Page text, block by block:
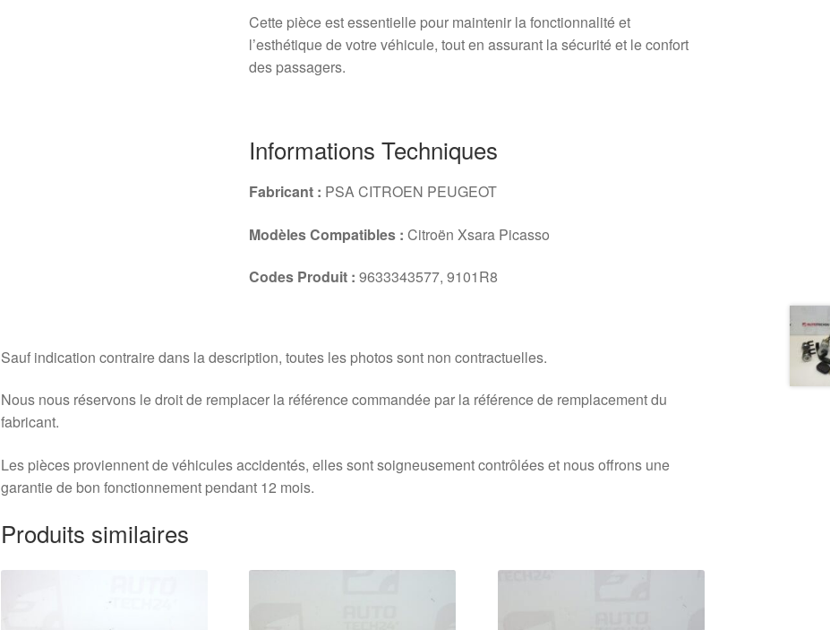
Cette pièce est essentielle pour maintenir la fonctionnalité et
l’esthétique de votre véhicule, tout en assurant la sécurité et le confort
des passagers.
Informations Techniques
Fabricant : PSA CITROEN PEUGEOT
Modèles Compatibles : Citroën Xsara Picasso
Codes Produit : 9633343577, 9101R8
Sauf indication contraire dans la description, toutes les photos sont non contractuelles.
Nous nous réservons le droit de remplacer la référence commandée par la référence de remplacement du
fabricant.
Les pièces proviennent de véhicules accidentés, elles sont soigneusement contrôlées et nous offrons une
garantie de bon fonctionnement pendant 12 mois.
Produits similaires